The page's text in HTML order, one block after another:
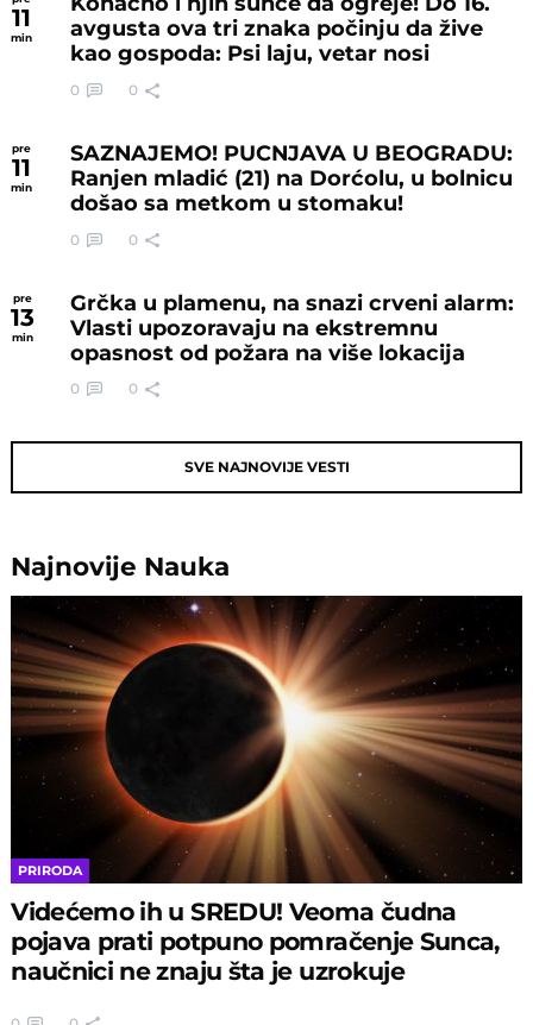
11
min
avgusta ova tri znaka počinju da žive
kao gospoda: Psi laju, vetar nosi
0 0
pre
11
min
SAZNAJEMO! PUCNJAVA U BEOGRADU:
Ranjen mladić (21) na Dorćolu, u bolnicu
došao sa metkom u stomaku!
0 0
pre
13
min
Grčka u plamenu, na snazi crveni alarm:
Vlasti upozoravaju na ekstremnu
opasnost od požara na više lokacija
0 0
SVE NAJNOVIJE VESTI
Najnovije Nauka
PRIRODA
Videćemo ih u SREDU! Veoma čudna
pojava prati potpuno pomračenje Sunca,
naučnici ne znaju šta je uzrokuje